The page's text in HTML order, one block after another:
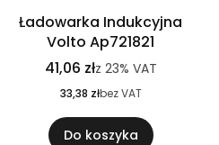
Ładowarka Indukcyjna
Volto Ap721821
41,06 złz 23% VAT
33,38 złbez VAT
Do koszyka